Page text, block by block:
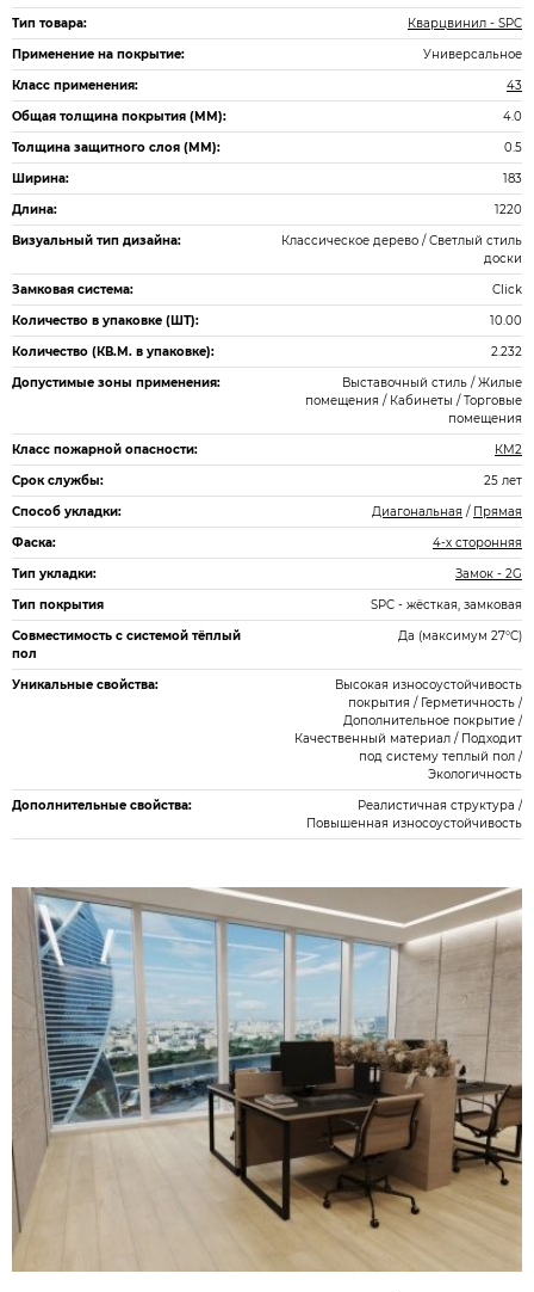
Тип товара:
Кварцвинил - SPC
Применение на покрытие:
Универсальное
Класс применения:
43
Общая толщина покрытия (ММ):
4.0
Толщина защитного слоя (ММ):
0.5
Ширина:
183
Длина:
1220
Визуальный тип дизайна:
Классическое дерево / Светлый стиль
доски
Замковая система:
Click
Количество в упаковке (ШТ):
10.00
Количество (КВ.М. в упаковке):
2.232
Допустимые зоны применения:
Выставочный стиль / Жилые
помещения / Кабинеты / Торговые
помещения
Класс пожарной опасности:
КМ2
Срок службы:
25 лет
Способ укладки:
Диагональная / Прямая
Фаска:
4-х сторонняя
Тип укладки:
Замок - 2G
Тип покрытия
SPC - жёсткая, замковая
Совместимость с системой тёплый
пол
Да (максимум 27°C)
Уникальные свойства:
Высокая износоустойчивость
покрытия / Герметичность /
Дополнительное покрытие /
Качественный материал / Подходит
под систему теплый пол /
Экологичность
Дополнительные свойства:
Реалистичная структура /
Повышенная износоустойчивость